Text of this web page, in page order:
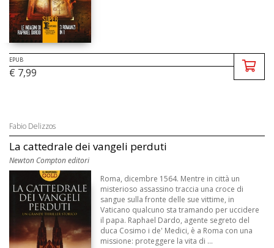
EPUB
€ 7,99
Fabio Delizzos
La cattedrale dei vangeli perduti
Newton Compton editori
Roma, dicembre 1564. Mentre in città un
misterioso assassino traccia una croce di
sangue sulla fronte delle sue vittime, in
Vaticano qualcuno sta tramando per uccidere
il papa. Raphael Dardo, agente segreto del
duca Cosimo i de' Medici, è a Roma con una
missione: proteggere la vita di ...